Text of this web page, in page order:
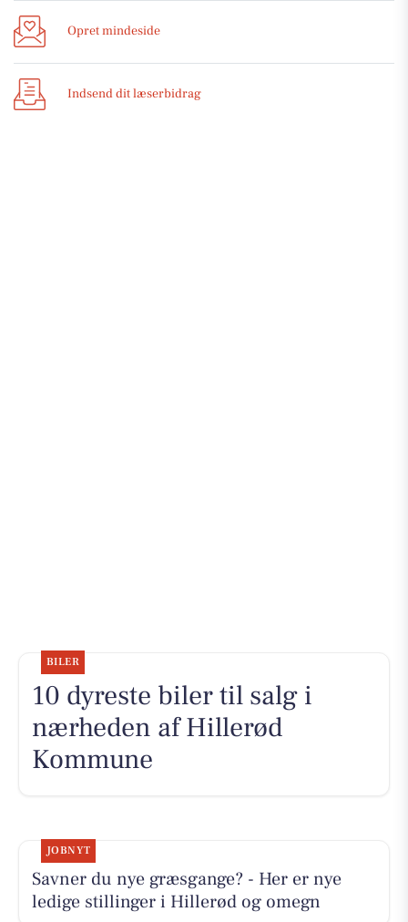
Opret mindeside
Indsend dit læserbidrag
BILER
10 dyreste biler til salg i
nærheden af Hillerød
Kommune
JOBNYT
Savner du nye græsgange? - Her er nye
ledige stillinger i Hillerød og omegn